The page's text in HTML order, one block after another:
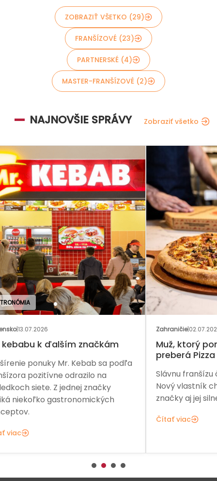
ZOBRAZIŤ VŠETKO (29)
FRANŠÍZOVÉ (23)
PARTNERSKÉ (4)
MASTER-FRANŠÍZOVÉ (2)
NAJNOVŠIE SPRÁVY Zobraziť všetko
Zahraničie
Muž, ktorý pomohol Arby’s,
Slávnu franšízu čaká ďalšia etapa.
Nový vlastník chce obnoviť rast
značky aj jej silnejšiu pozíciu na trhu.